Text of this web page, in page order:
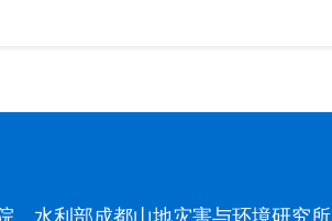
、水利部成都山地灾害与环境研究所